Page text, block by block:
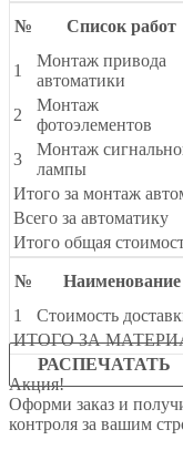
№ Список работ
1
Монтаж привода
автоматики
2
Монтаж
фотоэлементов
3
Монтаж
лампы
Итого за монтаж
Всего за автоматику
Итого общая
№ Наименование
1
Стоимость
ИТОГО ЗА
РАСПЕЧАТАТЬ
Акция!
Оформи заказ и
контроля за вашим